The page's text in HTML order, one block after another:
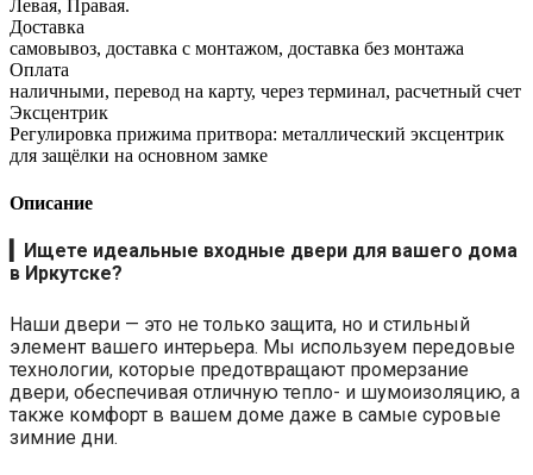
Левая, Правая.
Доставка
самовывоз, доставка с монтажом, доставка без монтажа
Оплата
наличными, перевод на карту, через терминал, расчетный счет
Эксцентрик
Регулировка прижима притвора: металлический эксцентрик
для защёлки на основном замке
Описание
Ищете идеальные входные двери для вашего дома
в Иркутске?
Наши двери — это не только защита, но и стильный
элемент вашего интерьера. Мы используем передовые
технологии, которые предотвращают промерзание
двери, обеспечивая отличную тепло- и шумоизоляцию, а
также комфорт в вашем доме даже в самые суровые
зимние дни.